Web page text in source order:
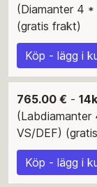
(Diamanter 4
(gratis frakt)
Köp - lägg i
765.00 € -
VS/DEF)
Köp - lägg i